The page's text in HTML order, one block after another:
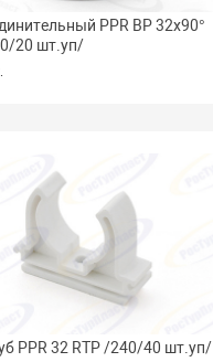
PPR ВР 32х90°
20 шт.уп/
PPR 32 RTP /240/40 шт.уп/